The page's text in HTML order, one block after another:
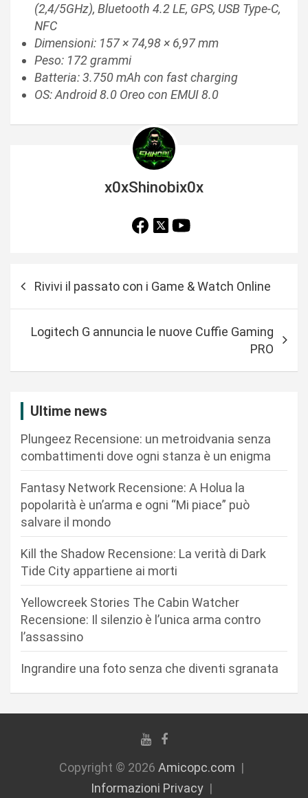
(2,4/5GHz), Bluetooth 4.2 LE, GPS, USB Type-C,
NFC
Dimensioni: 157 × 74,98 × 6,97 mm
Peso: 172 grammi
Batteria: 3.750 mAh con fast charging
OS: Android 8.0 Oreo con EMUI 8.0
x0xShinobix0x
Rivivi il passato con i Game & Watch Online
Logitech G annuncia le nuove Cuffie Gaming
PRO
Ultime news
Plungeez Recensione: un metroidvania senza
combattimenti dove ogni stanza è un enigma
Fantasy Network Recensione: A Holua la
popolarità è un’arma e ogni “Mi piace” può
salvare il mondo
Kill the Shadow Recensione: La verità di Dark
Tide City appartiene ai morti
Yellowcreek Stories The Cabin Watcher
Recensione: Il silenzio è l’unica arma contro
l’assassino
Ingrandire una foto senza che diventi sgranata
Copyright © 2026 Amicopc.com
Informazioni Privacy